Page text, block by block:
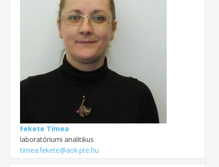
Fekete Tímea
laboratóriumi analitikus
timea.fekete@aok.pte.hu